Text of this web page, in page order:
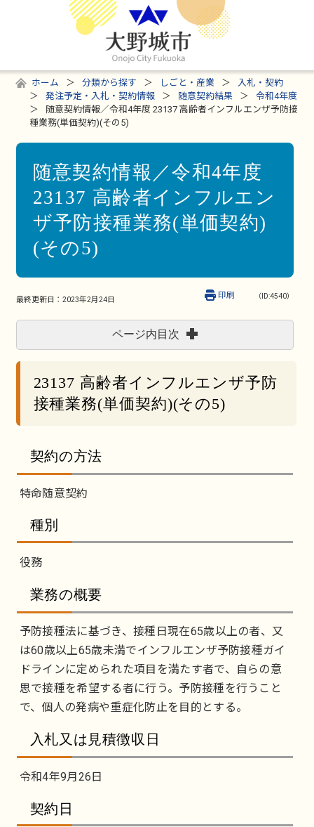
ホーム 分類から探す しごと・産業
入札・契約
発注予定・入札・契約情報
随意契約結果
令和4年度
随意契約情報／令和4年度 23137 高齢者インフルエンザ予防接
種業務(単価契約)(その5)
随意契約情報／令和4年度
23137 高齢者インフルエン
ザ予防接種業務(単価契約)
(その5)
最終更新日： 2023年2月24日 （ID:4540）
印刷
ページ内目次
23137 高齢者インフルエンザ予防
接種業務(単価契約)(その5)
契約の方法
特命随意契約
種別
役務
業務の概要
予防接種法に基づき、接種日現在65歳以上の者、又
は60歳以上65歳未満でインフルエンザ予防接種ガイ
ドラインに定められた項目を満たす者で、自らの意
思で接種を希望する者に行う。予防接種を行うこと
で、個人の発病や重症化防止を目的とする。
入札又は見積徴収日
令和4年9月26日
契約日